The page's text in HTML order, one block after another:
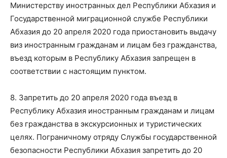
Министерству иностранных дел Республики Абхазия и
Государственной миграционной службе Республики
Абхазия до 20 апреля 2020 года приостановить выдачу
виз иностранным гражданам и лицам без гражданства,
въезд которым в Республику Абхазия запрещен в
соответствии с настоящим пунктом.
8. Запретить до 20 апреля 2020 года въезд в
Республику Абхазия иностранным гражданам и лицам
без гражданства в экскурсионных и туристических
целях. Пограничному отряду Службы государственной
безопасности Республики Абхазия запретить до 20